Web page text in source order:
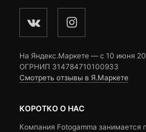
На Яндекс.Маркете — c 10 июня
ОГРНИП 314784710100933
Смотреть отзывы в Я.Маркете
КОРОТКО О НАС
Компания Fotogamma занимается